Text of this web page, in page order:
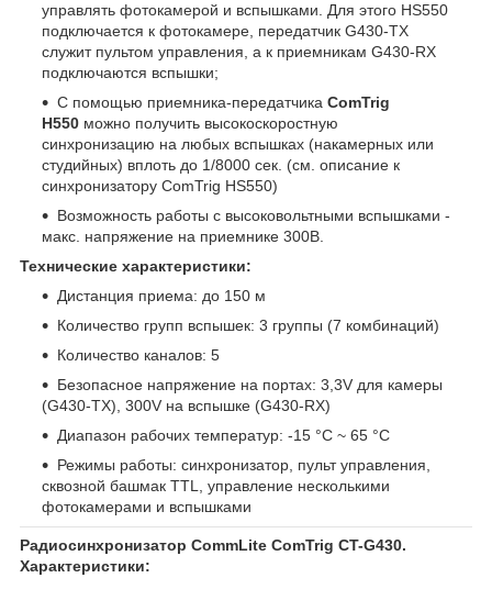
управлять фотокамерой и вспышками. Для этого HS550
подключается к фотокамере, передатчик G430-TX
служит пультом управления, а к приемникам G430-RX
подключаются вспышки;
С помощью приемника-передатчика ComTrig
H550 можно получить высокоскоростную
синхронизацию на любых вспышках (накамерных или
студийных) вплоть до 1/8000 сек. (см. описание к
синхронизатору ComTrig HS550)
Возможность работы с высоковольтными вспышками -
макс. напряжение на приемнике 300В.
Технические характеристики:
Дистанция приема: до 150 м
Количество групп вспышек: 3 группы (7 комбинаций)
Количество каналов: 5
Безопасное напряжение на портах: 3,3V для камеры
(G430-TX), 300V на вспышке (G430-RX)
Диапазон рабочих температур: -15 °C ~ 65 °C
Режимы работы: синхронизатор, пульт управления,
сквозной башмак TTL, управление несколькими
фотокамерами и вспышками
Радиосинхронизатор CommLite ComTrig CT-G430.
Характеристики: